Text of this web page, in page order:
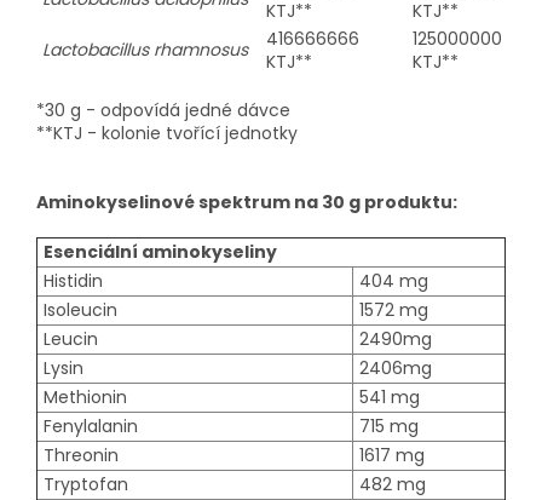
KTJ**
KTJ**
Lactobacillus rhamnosus
416666666
KTJ**
125000000
KTJ**
*30 g - odpovídá jedné dávce
**KTJ - kolonie tvořící jednotky
Aminokyselinové spektrum na 30 g produktu:
Esenciální aminokyseliny
Histidin
404 mg
Isoleucin
1572 mg
Leucin
2490mg
Lysin
2406mg
Methionin
541 mg
Fenylalanin
715 mg
Threonin
1617 mg
Tryptofan
482 mg